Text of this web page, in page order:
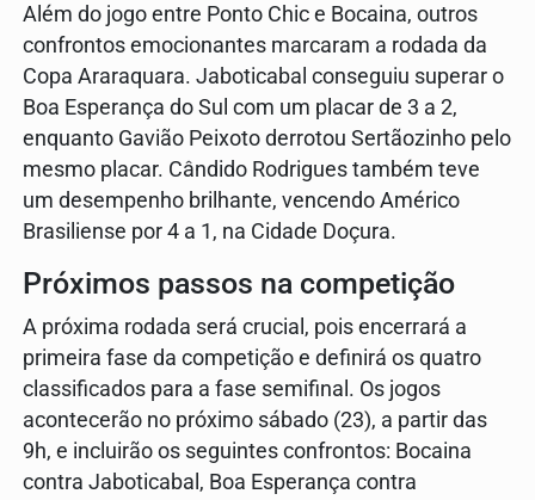
Além do jogo entre Ponto Chic e Bocaina, outros
confrontos emocionantes marcaram a rodada da
Copa Araraquara. Jaboticabal conseguiu superar o
Boa Esperança do Sul com um placar de 3 a 2,
enquanto Gavião Peixoto derrotou Sertãozinho pelo
mesmo placar. Cândido Rodrigues também teve
um desempenho brilhante, vencendo Américo
Brasiliense por 4 a 1, na Cidade Doçura.
Próximos passos na competição
A próxima rodada será crucial, pois encerrará a
primeira fase da competição e definirá os quatro
classificados para a fase semifinal. Os jogos
acontecerão no próximo sábado (23), a partir das
9h, e incluirão os seguintes confrontos: Bocaina
contra Jaboticabal, Boa Esperança contra